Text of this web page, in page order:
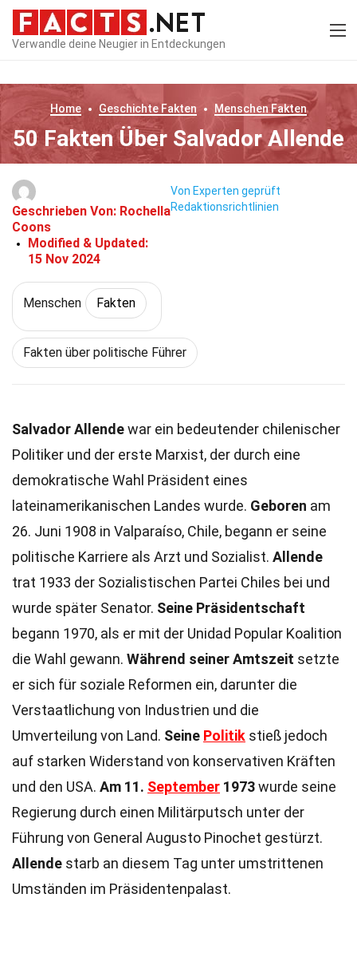
Verwandle deine Neugier in Entdeckungen
Home Geschichte Fakten MenschenFakten
50 Fakten Über Salvador Allende
Geschrieben Von: Rochella
Coons
Modified & Updated:
15 Nov 2024
Von Experten geprüft
Redaktionsrichtlinien
Menschen Fakten
Fakten über politische Führer
Salvador Allendewar ein bedeutender chilenischer
Politiker und der erste Marxist, der durch eine
demokratische Wahl Präsident eines
lateinamerikanischen Landes wurde. Geboren am
26. Juni 1908 in Valparaíso, Chile, begann er seine
politische Karriere als Arzt und Sozialist. Allende
trat 1933 der Sozialistischen Partei Chiles bei und
wurde später Senator. Seine Präsidentschaft
begann 1970, als er mit der Unidad Popular Koalition
die Wahl gewann. Während seiner Amtszeit setzte
er sich für soziale Reformen ein, darunter die
Verstaatlichung von Industrien und die
Umverteilung von Land. Seine Politik stieß jedoch
auf starken Widerstand von konservativen Kräften
und den USA. Am 11. September 1973wurde seine
Regierung durch einen Militärputsch unter der
Führung von General Augusto Pinochet gestürzt.
Allende starb an diesem Tag unter umstrittenen
Umständen im Präsidentenpalast.